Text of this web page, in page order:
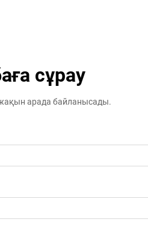
сұрау
жақын арада байланысады.